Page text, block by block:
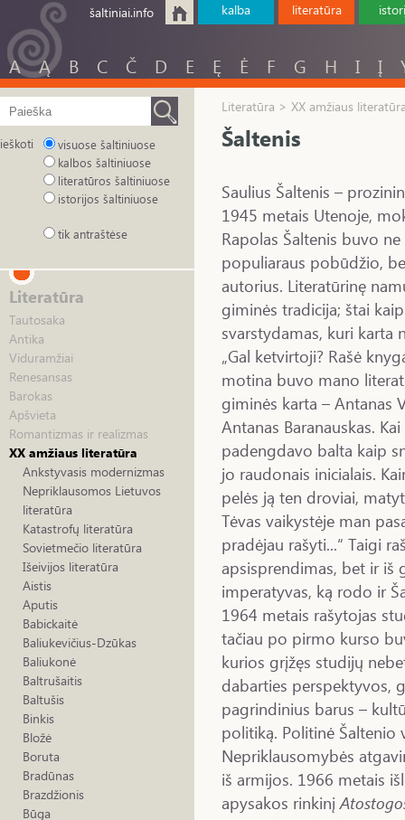
šaltiniai.info kalba literatūra
A Ą B C Č D E Ę Ė F G H I Į
ieškoti
visuose šaltiniuose
kalbos šaltiniuose
literatūros šaltiniuose
istorijos šaltiniuose
tik antraštėse
Literatūra
Tautosaka
Antika
Viduramžiai
Renesansas
Barokas
Apšvieta
Romantizmas ir realizmas
XX amžiaus literatūra
Ankstyvasis modernizmas
Nepriklausomos Lietuvos
literatūra
Katastrofų literatūra
Sovietmečio literatūra
Išeivijos literatūra
Aistis
Aputis
Babickaitė
Baliukevičius-Dzūkas
Baliukonė
Baltrušaitis
Baltušis
Binkis
Bložė
Boruta
Bradūnas
Brazdžionis
Būga
Literatūra > XX amžiaus
Šaltenis
Saulius Šaltenis –
1945 metais Utenoje,
Rapolas Šaltenis buvo
populiaraus pobūdžio,
autorius. Literatūrinę
giminės tradicija; štai
svarstydamas, kuri karta
„Gal ketvirtoji? Rašė
motina buvo mano
giminės karta – Antanas
Antanas Baranauskas.
padengdavo balta kaip
jo raudonais inicialais.
pelės ją ten droviai,
Tėvas vaikystėje man
pradėjau rašyti...“ Taigi
apsisprendimas, bet ir iš
imperatyvas, ką rodo ir
1964 metais rašytojas
tačiau po pirmo kurso
kurios grįžęs studijų
dabarties perspektyvos,
pagrindinius barus –
politiką. Politinė Šaltenio
Nepriklausomybės
iš armijos. 1966 metais
apysakos rinkinį